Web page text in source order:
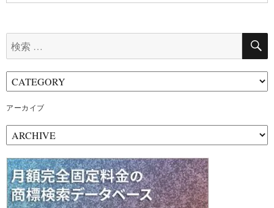
索:
アーカイブ
ー
カ
イ
ブ